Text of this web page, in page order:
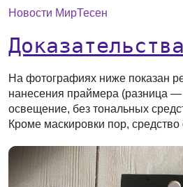
Новости МирТесен
На фотографиях ниже показан
нанесения праймера (разница —
освещение, без тональных
Кроме маскировки пор, средство